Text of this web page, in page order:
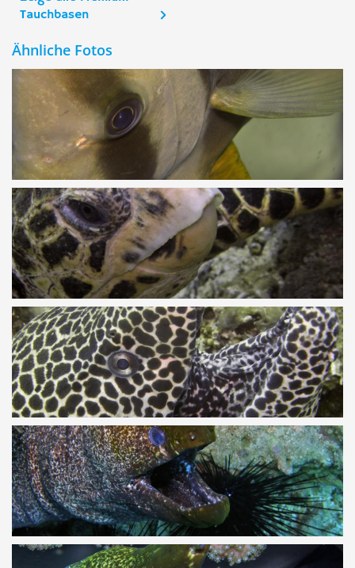
Tauchbasen
Ähnliche Fotos